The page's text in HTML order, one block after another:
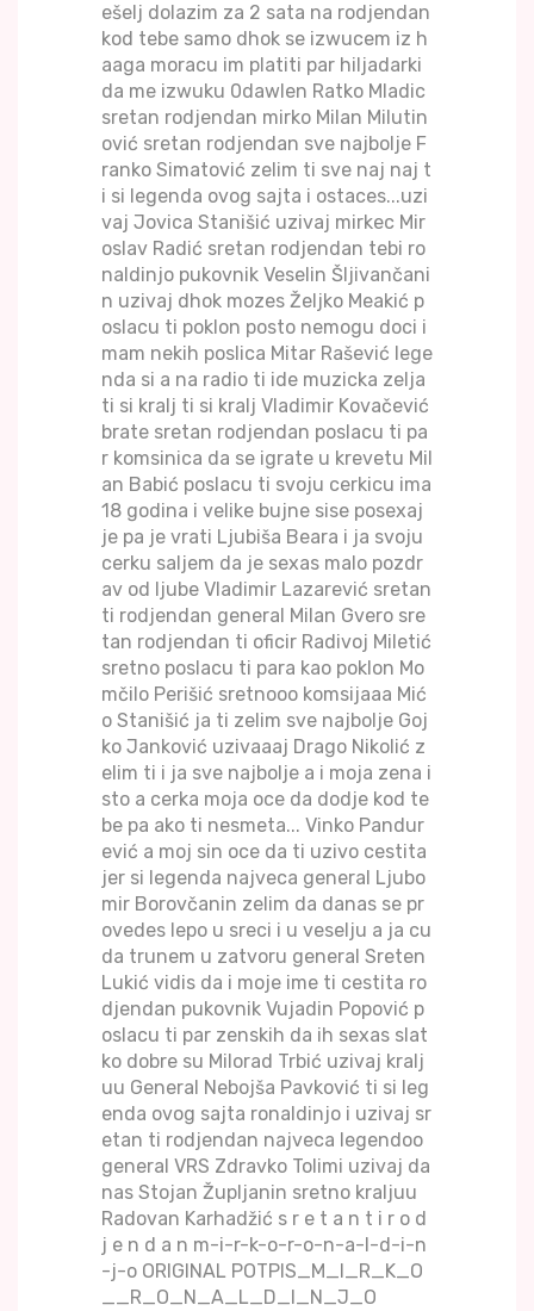
ešelj dolazim za 2 sata na rodjendan
kod tebe samo dhok se izwucem iz h
aaga moracu im platiti par hiljadarki
da me izwuku 0dawlen Ratko Mladic
sretan rodjendan mirko Milan Milutin
ović sretan rodjendan sve najbolje F
ranko Simatović zelim ti sve naj naj t
i si legenda ovog sajta i ostaces...uzi
vaj Jovica Stanišić uzivaj mirkec Mir
oslav Radić sretan rodjendan tebi ro
naldinjo pukovnik Veselin Šljivančani
n uzivaj dhok mozes Željko Meakić p
oslacu ti poklon posto nemogu doci i
mam nekih poslica Mitar Rašević lege
nda si a na radio ti ide muzicka zelja
ti si kralj ti si kralj Vladimir Kovačević
brate sretan rodjendan poslacu ti pa
r komsinica da se igrate u krevetu Mil
an Babić poslacu ti svoju cerkicu ima
18 godina i velike bujne sise posexaj
je pa je vrati Ljubiša Beara i ja svoju
cerku saljem da je sexas malo pozdr
av od ljube Vladimir Lazarević sretan
ti rodjendan general Milan Gvero sre
tan rodjendan ti oficir Radivoj Miletić
sretno poslacu ti para kao poklon Mo
mčilo Perišić sretnooo komsijaaa Mić
o Stanišić ja ti zelim sve najbolje Goj
ko Janković uzivaaaj Drago Nikolić z
elim ti i ja sve najbolje a i moja zena i
sto a cerka moja oce da dodje kod te
be pa ako ti nesmeta... Vinko Pandur
ević a moj sin oce da ti uzivo cestita
jer si legenda najveca general Ljubo
mir Borovčanin zelim da danas se pr
ovedes lepo u sreci i u veselju a ja cu
da trunem u zatvoru general Sreten
Lukić vidis da i moje ime ti cestita ro
djendan pukovnik Vujadin Popović p
oslacu ti par zenskih da ih sexas slat
ko dobre su Milorad Trbić uzivaj kralj
uu General Nebojša Pavković ti si leg
enda ovog sajta ronaldinjo i uzivaj sr
etan ti rodjendan najveca legendoo
general VRS Zdravko Tolimi uzivaj da
nas Stojan Župljanin sretno kraljuu
Radovan Karhadžić s r e t a n t i r o d
j e n d a n m-i-r-k-o-r-o-n-a-l-d-i-n
-j-o ORIGINAL POTPIS_M_I_R_K_O
__R_O_N_A_L_D_I_N_J_O